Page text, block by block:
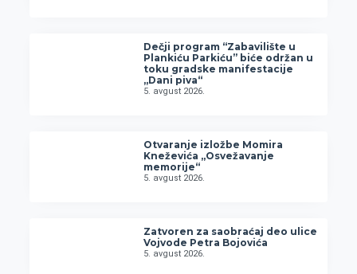
Dečji program “Zabavilište u
Plankiću Parkiću” biće održan u
toku gradske manifestacije
„Dani piva“
5. avgust 2026.
Otvaranje izložbe Momira
Kneževića „Osvežavanje
memorije“
5. avgust 2026.
Zatvoren za saobraćaj deo ulice
Vojvode Petra Bojovića
5. avgust 2026.